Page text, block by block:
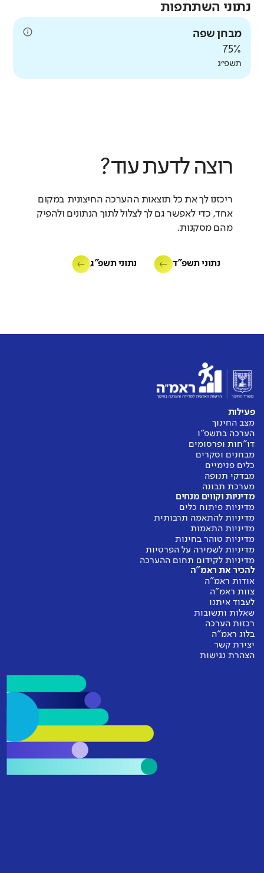
נתוני השתתפות
מבחן שפה
75%
תשפ״ג
רוצה לדעת עוד?
ריכזנו לך את כל תוצאות ההערכה החיצונית במקום
אחד, כדי לאפשר גם לך לצלול לתוך הנתונים ולהפיק
מהם מסקנות.
נתוני תשפ"ד נתוני תשפ"ג
פעילות
מצב החינוך
הערכה בתשפ"ו
דו"חות ופרסומים
מבחנים וסקרים
כלים פנימיים
מבדקי תנופה
מערכת תבונה
מדיניות וקווים מנחים
מדיניות פיתוח כלים
מדיניות להתאמה תרבותית
מדיניות התאמות
מדיניות טוהר בחינות
מדיניות לשמירה על הפרטיות
מדיניות לקידום תחום ההערכה
להכיר את ראמ"ה
אודות ראמ"ה
צוות ראמ"ה
לעבוד איתנו
שאלות ותשובות
רכזות הערכה
בלוג ראמ"ה
יצירת קשר
הצהרת נגישות